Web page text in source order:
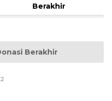
Berakhir
Berakhir